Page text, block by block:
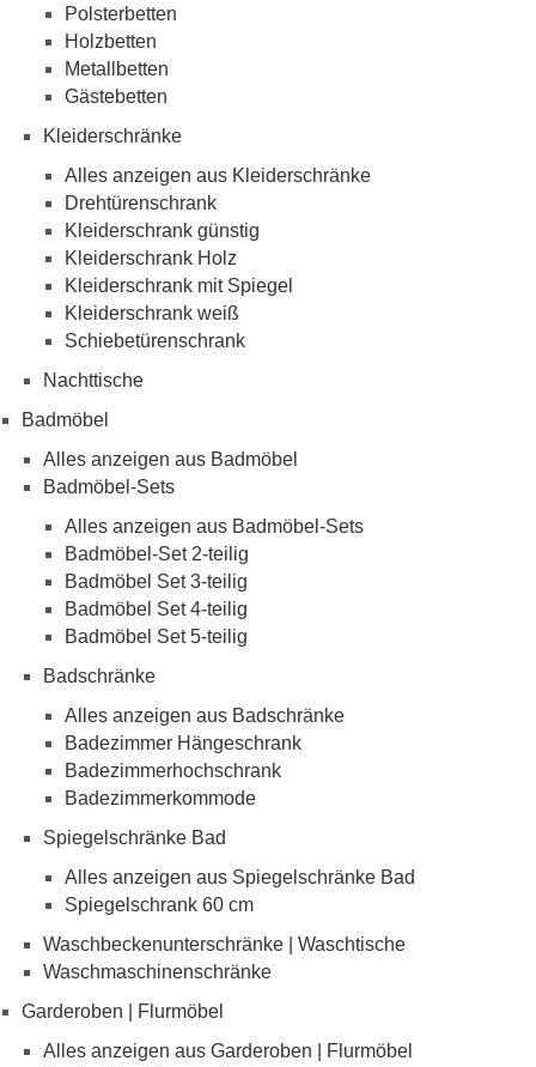
Polsterbetten
Holzbetten
Metallbetten
Gästebetten
Kleiderschränke
Alles anzeigen aus Kleiderschränke
Drehtürenschrank
Kleiderschrank günstig
Kleiderschrank Holz
Kleiderschrank mit Spiegel
Kleiderschrank weiß
Schiebetürenschrank
Nachttische
Badmöbel
Alles anzeigen aus Badmöbel
Badmöbel-Sets
Alles anzeigen aus Badmöbel-Sets
Badmöbel-Set 2-teilig
Badmöbel Set 3-teilig
Badmöbel Set 4-teilig
Badmöbel Set 5-teilig
Badschränke
Alles anzeigen aus Badschränke
Badezimmer Hängeschrank
Badezimmerhochschrank
Badezimmerkommode
Spiegelschränke Bad
Alles anzeigen aus Spiegelschränke Bad
Spiegelschrank 60 cm
Waschbeckenunterschränke | Waschtische
Waschmaschinenschränke
Garderoben | Flurmöbel
Alles anzeigen aus Garderoben | Flurmöbel